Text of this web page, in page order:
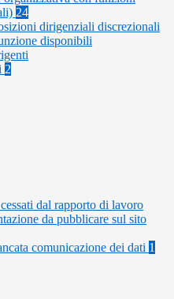
24
dirigenziali discrezionali
disponibili
2
dal rapporto di lavoro
da pubblicare sul sito
comunicazione dei dati 1